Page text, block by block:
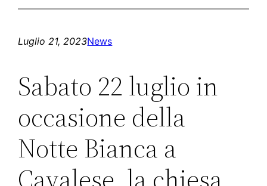
Luglio 21, 2023News
Sabato 22 luglio in
occasione della
Notte Bianca a